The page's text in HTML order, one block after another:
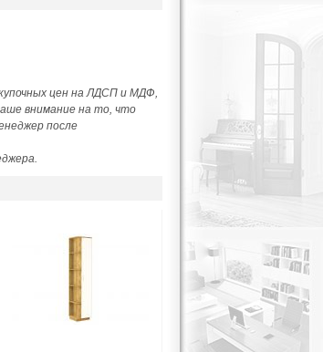
цен на ЛДСП и МДФ,
внимание на то, что
после